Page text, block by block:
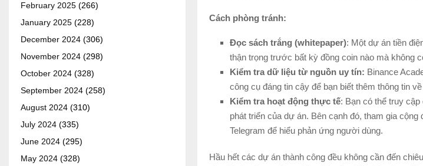
Cách phòng tránh:
Đọc sách trắng (whitepaper): Một dự án tiền
thận trọng trước bất kỳ đồng coin nào mà không
Kiểm tra dữ liệu từ nguồn uy tín: Binance
công cụ đáng tin cậy để bạn biết thêm thông tin
Kiểm tra hoạt động thực tế: Bạn có thể truy
phát triển của dự án. Bên cạnh đó, tham gia
Telegram để hiểu phản ứng người dùng.
Hầu hết các dự án thành công đều không cần đến
February 2025 (266)
January 2025 (228)
December 2024 (306)
November 2024 (298)
October 2024 (328)
September 2024 (258)
August 2024 (310)
July 2024 (335)
June 2024 (295)
May 2024 (328)